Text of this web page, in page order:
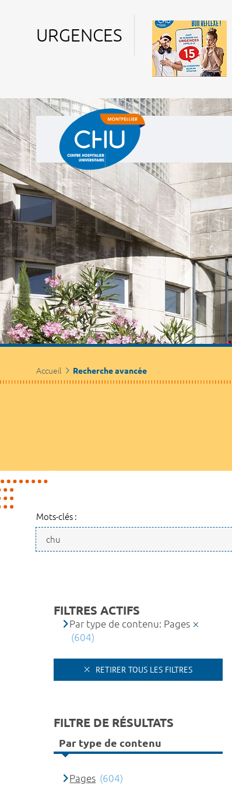
URGENCES
Accueil Recherche avancée
Mots-clés :
FILTRES ACTIFS
Par type de contenu: Pages
(604)
RETIRER TOUS LES FILTRES
FILTRE DE RÉSULTATS
Par type de contenu
Pages (604)